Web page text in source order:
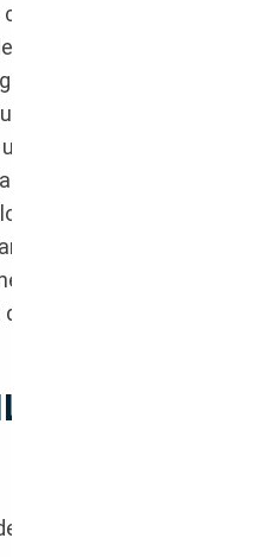
spécifique du pick-
gloire grâce à cette
(ce qui a poussé
à se tourner vers
peu changé depuis
(ce sont les
que ceux disposant
cabine approfondie
le paiement de
DEPUIS
un pays de l’UE